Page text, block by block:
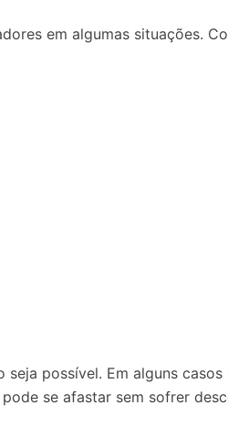
em algumas situações.
possível. Em alguns
pode se afastar sem sofrer